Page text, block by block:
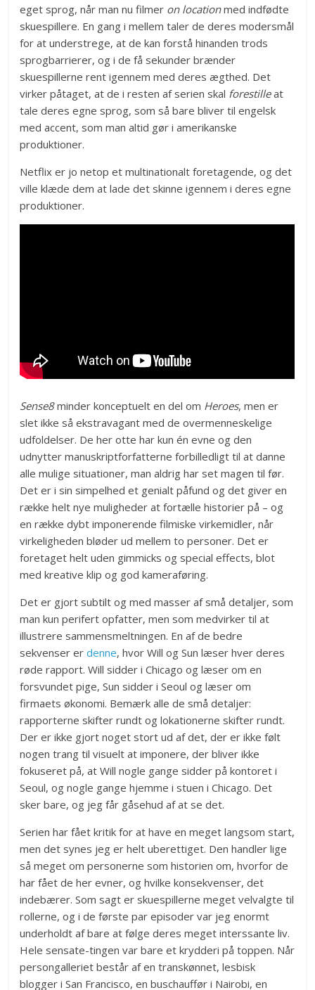
eget sprog, når man nu filmer on locationmed indfødte
skuespillere. En gang i mellem taler de deres modersmål
for at understrege, at de kan forstå hinanden trods
sprogbarrierer, og i de få sekunder brænder
skuespillerne rent igennem med deres ægthed. Det
virker påtaget, at de i resten af serien skal forestilleat
tale deres egne sprog, som så bare bliver til engelsk
med accent, som man altid gør i amerikanske
produktioner.
Netflix er jo netop et multinationalt foretagende, og det
ville klæde dem at lade det skinne igennem i deres egne
produktioner.
Sense8minder konceptuelt en del om Heroes, men er
slet ikke så ekstravagant med de overmenneskelige
udfoldelser. De her otte har kun én evne og den
udnytter manuskriptforfatterne forbilledligt til at danne
alle mulige situationer, man aldrig har set magen til før.
Det er i sin simpelhed et genialt påfund og det giver en
række helt nye muligheder at fortælle historier på – og
en række dybt imponerende filmiske virkemidler, når
virkeligheden bløder ud mellem to personer. Det er
foretaget helt uden gimmicks og special effects, blot
med kreative klip og god kameraføring.
Det er gjort subtilt og med masser af små detaljer, som
man kun perifert opfatter, men som medvirker til at
illustrere sammensmeltningen. En af de bedre
sekvenser erdenne, hvor Will og Sun læser hver deres
røde rapport. Will sidder i Chicago og læser om en
forsvundet pige, Sun sidder i Seoul og læser om
firmaets økonomi. Bemærk alle de små detaljer:
rapporterne skifter rundt og lokationerne skifter rundt.
Der er ikke gjort noget stort ud af det, der er ikke følt
nogen trang til visuelt at imponere, der bliver ikke
fokuseret på, at Will nogle gange sidder på kontoret i
Seoul, og nogle gange hjemme i stuen i Chicago. Det
sker bare, og jeg får gåsehud af at se det.
Serien har fået kritik for at have en meget langsom start,
men det synes jeg er helt uberettiget. Den handler lige
så meget om personerne som historien om, hvorfor de
har fået de her evner, og hvilke konsekvenser, det
indebærer. Som sagt er skuespillerne meget velvalgte til
rollerne, og i de første par episoder var jeg enormt
underholdt af bare at følge deres meget interssante liv.
Hele sensate-tingen var bare et krydderi på toppen. Når
persongalleriet består af en transkønnet, lesbisk
blogger i San Francisco, en buschauffør i Nairobi, en